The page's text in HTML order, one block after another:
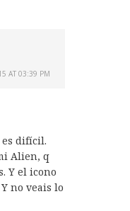
AT 03:39 PM
difícil.
Alien, q
Y el icono
no veais lo